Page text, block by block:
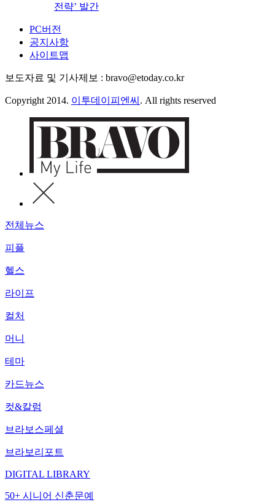
전략’ 발간
PC버전
공지사항
사이트맵
보도자료 및 기사제보 : bravo@etoday.co.kr
Copyright 2014. 이투데이피엔씨 . All rights reserved
전체뉴스
피플
헬스
라이프
컬처
머니
테마
카드뉴스
컷&칼럼
브라보스페셜
브라보리포트
DIGITAL LIBRARY
50+ 시니어 신춘문예